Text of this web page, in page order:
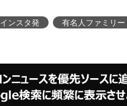
インスタ発
有名人ファミリー